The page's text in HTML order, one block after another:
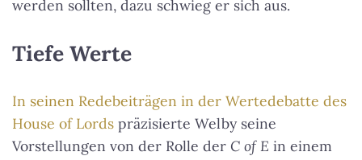
werden sollten, dazu schwieg er sich aus.
Tiefe Werte
In seinen Redebeiträgen in der Wertedebatte des
House of Lords präzisierte Welby seine
Vorstellungen von der Rolle der C of E in einem